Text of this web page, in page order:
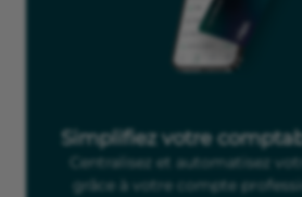
Simplifiez votre
Centralisez et automatisez
grâce à votre compte